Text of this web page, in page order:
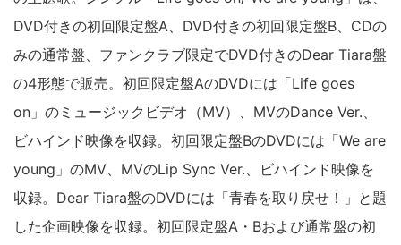
DVD付きの初回限定盤A、DVD付きの初回限定盤B、CDの
みの通常盤、ファンクラブ限定でDVD付きのDear Tiara盤
の4形態で販売。初回限定盤AのDVDには「Life goes
on」のミュージックビデオ（MV）、MVのDance Ver.、
ビハインド映像を収録。初回限定盤BのDVDには「We are
young」のMV、MVのLip Sync Ver.、ビハインド映像を
収録。Dear Tiara盤のDVDには「青春を取り戻せ！」と題
した企画映像を収録。初回限定盤A・Bおよび通常盤の初